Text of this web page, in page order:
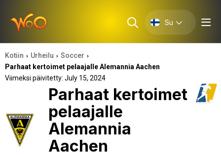
Su
Kotiin › Urheilu › Soccer ›
Parhaat kertoimet pelaajalle Alemannia Aachen
Viimeksi päivitetty: July 15, 2024
Parhaat kertoimet
pelaajalle
Alemannia
Aachen